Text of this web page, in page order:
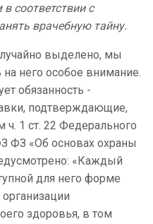
соответствии с
врачебную тайну.
выделено, мы
на него особое внимание.
обязанность -
подтверждающие,
ч. 1 ст. 22 Федерального
ФЗ «Об основах охраны
«Каждый
для него форме
здоровья, в том